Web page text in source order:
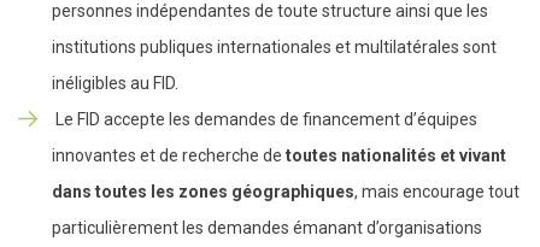
personnes indépendantes de toute structure ainsi que les
institutions publiques internationales et multilatérales sont
inéligibles au FID.
Le FID accepte les demandes de financement d’équipes
innovantes et de recherche de toutes nationalités et vivant
dans toutes les zones géographiques, mais encourage tout
particulièrement les demandes émanant d’organisations